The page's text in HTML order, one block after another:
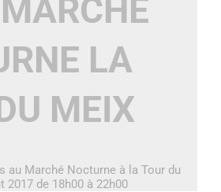
LA
MEIX
au Marché Nocturne à la Tour du
2017 de 18h00 à 22h00